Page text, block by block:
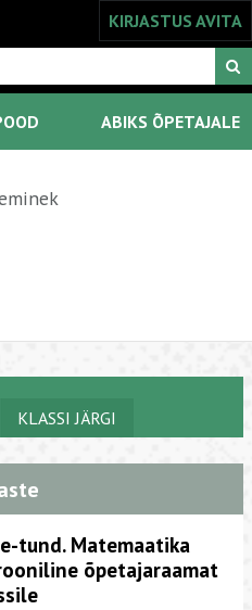
KIRJASTUS AVITA
ABIKS ÕPETAJALE
KLASSI JÄRGI
tund. Matemaatika
õpetajaraamat